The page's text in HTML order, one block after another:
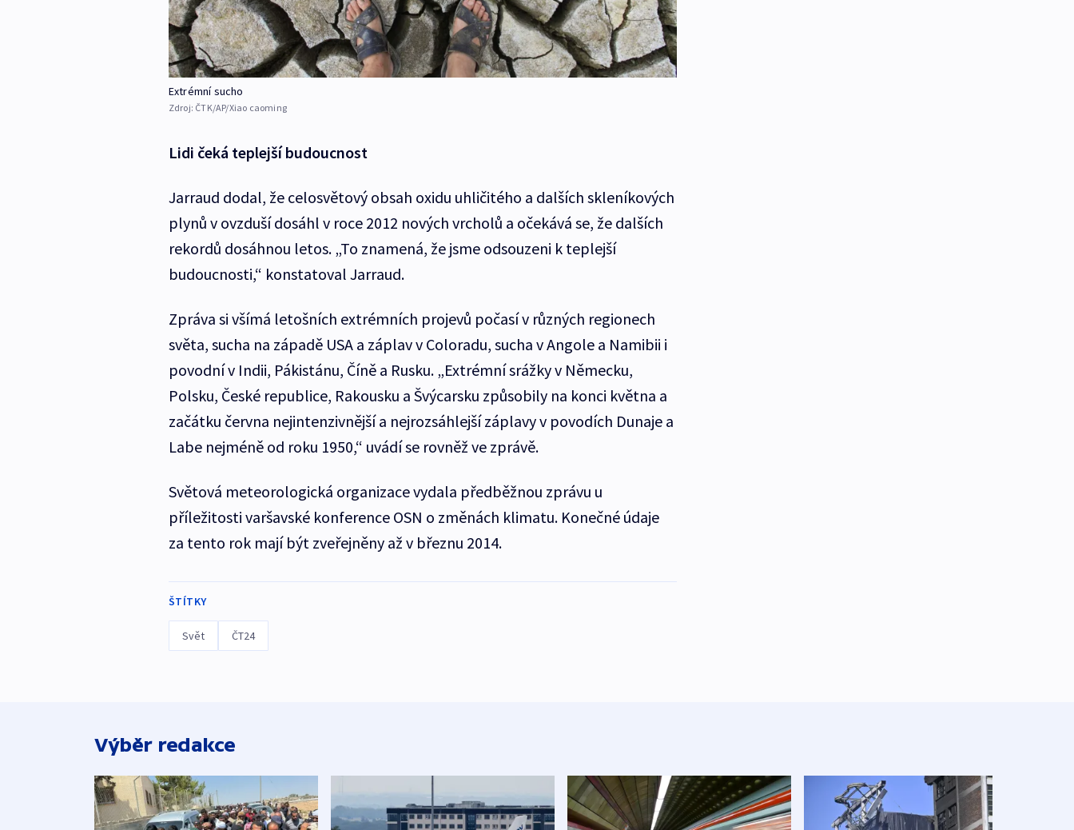
Extrémní sucho
Zdroj: ČTK/AP/Xiao caoming
Lidi čeká teplejší budoucnost
Jarraud dodal, že celosvětový obsah oxidu uhličitého a dalších skleníkových
plynů v ovzduší dosáhl v roce 2012 nových vrcholů a očekává se, že dalších
rekordů dosáhnou letos. „To znamená, že jsme odsouzeni k teplejší
budoucnosti,“ konstatoval Jarraud.
Zpráva si všímá letošních extrémních projevů počasí v různých regionech
světa, sucha na západě USA a záplav v Coloradu, sucha v Angole a Namibii i
povodní v Indii, Pákistánu, Číně a Rusku. „Extrémní srážky v Německu,
Polsku, České republice, Rakousku a Švýcarsku způsobily na konci května a
začátku června nejintenzivnější a nejrozsáhlejší záplavy v povodích Dunaje a
Labe nejméně od roku 1950,“ uvádí se rovněž ve zprávě.
Světová meteorologická organizace vydala předběžnou zprávu u
příležitosti varšavské konference OSN o změnách klimatu. Konečné údaje
za tento rok mají být zveřejněny až v březnu 2014.
ŠTÍTKY
Svět ČT24
Výběr redakce